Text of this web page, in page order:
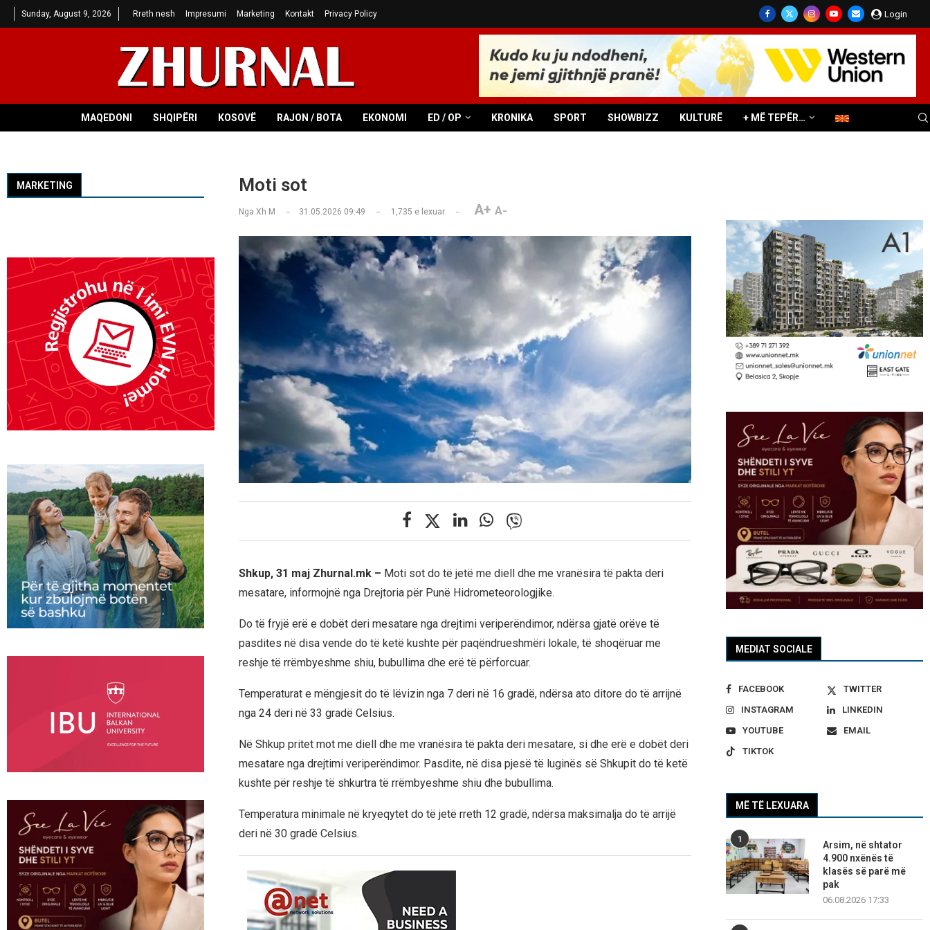
Sunday, August 9, 2026 Rreth nesh Impresumi Marketing Kontakt Privacy Policy Login
MAQEDONI SHQIPËRI KOSOVË RAJON / BOTA EKONOMI ED / OP KRONIKA SPORT SHOWBIZZ KULTURË + MË TEPËR…
Moti sot
Nga Xh M 31.05.2026 09:49 1,735 e lexuar A+ A-
Shkup, 31 maj Zhurnal.mk – Moti sot do të jetë me diell dhe me vranësira të pakta deri
mesatare, informojnë nga Drejtoria për Punë Hidrometeorologjike.
Do të fryjë erë e dobët deri mesatare nga drejtimi veriperëndimor, ndërsa gjatë orëve të
pasdites në disa vende do të ketë kushte për paqëndrueshmëri lokale, të shoqëruar me
reshje të rrëmbyeshme shiu, bubullima dhe erë të përforcuar.
Temperaturat e mëngjesit do të lëvizin nga 7 deri në 16 gradë, ndërsa ato ditore do të arrijnë
nga 24 deri në 33 gradë Celsius.
Në Shkup pritet mot me diell dhe me vranësira të pakta deri mesatare, si dhe erë e dobët deri
mesatare nga drejtimi veriperëndimor. Pasdite, në disa pjesë të luginës së Shkupit do të ketë
kushte për reshje të shkurtra të rrëmbyeshme shiu dhe bubullima.
Temperatura minimale në kryeqytet do të jetë rreth 12 gradë, ndërsa maksimalja do të arrijë
deri në 30 gradë Celsius.
MEDIAT SOCIALE
FACEBOOK
TWITTER
INSTAGRAM
LINKEDIN
YOUTUBE
EMAIL
TIKTOK
MË TË LEXUARA
1
Arsim, në shtator
4.900 nxënës të
klasës së parë më
pak
06.08.2026 17:33
MARKETING